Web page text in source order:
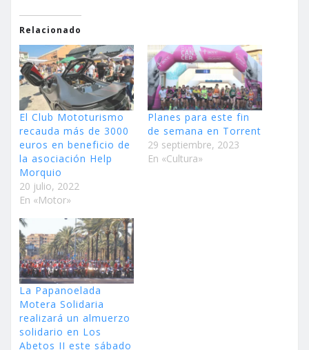
Relacionado
El Club Mototurismo
recauda más de 3000
euros en beneficio de
la asociación Help
Morquio
20 julio, 2022
En «Motor»
Planes para este fin
de semana en Torrent
29 septiembre, 2023
En «Cultura»
La Papanoelada
Motera Solidaria
realizará un almuerzo
solidario en Los
Abetos II este sábado